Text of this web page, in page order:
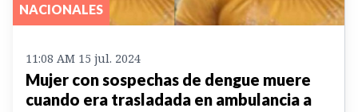
NACIONALES
11:08 AM 15 jul. 2024
Mujer con sospechas de dengue muere
cuando era trasladada en ambulancia a